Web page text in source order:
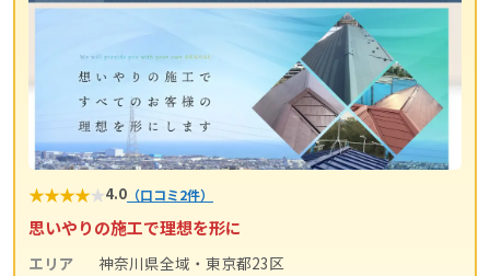
★★★★★4.0 （口コミ2件）
思いやりの施工で理想を形に
エリア
神奈川県全域・東京都23区